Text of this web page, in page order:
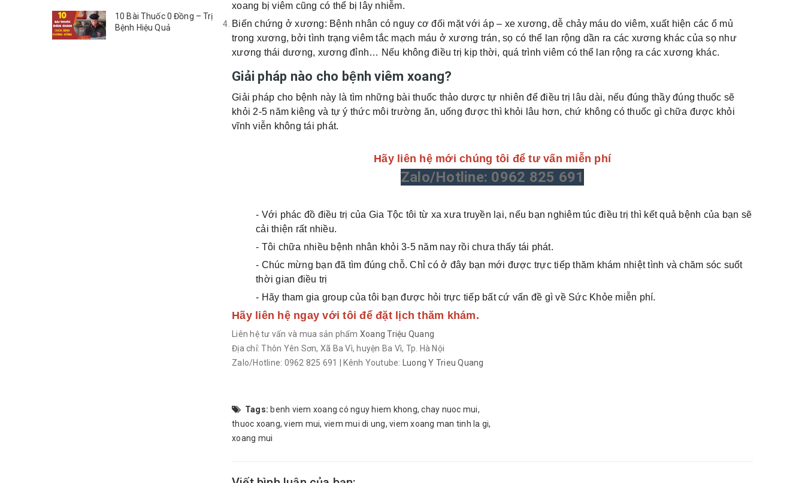
xoang bị viêm cũng có thể bị lây nhiễm.
Biến chứng ở xương: Bệnh nhân có nguy cơ đối mặt với áp – xe xương, dễ chảy máu do viêm, xuất hiện các ổ mủ
trong xương, bởi tình trạng viêm tắc mạch máu ở xương trán, sọ có thể lan rộng dần ra các xương khác của sọ như
xương thái dương, xương đỉnh… Nếu không điều trị kịp thời, quá trình viêm có thể lan rộng ra các xương khác.
Giải pháp nào cho bệnh viêm xoang?
Giải pháp cho bệnh này là tìm những bài thuốc thảo dược tự nhiên để điều trị lâu dài, nếu đúng thầy đúng thuốc sẽ
khỏi 2-5 năm kiêng và tự ý thức môi trường ăn, uống được thì khỏi lâu hơn, chứ không có thuốc gì chữa được khỏi
vĩnh viễn không tái phát.
Hãy liên hệ mới chúng tôi để tư vấn miễn phí
Zalo/Hotline: 0962 825 691
- Với phác đồ điều trị của Gia Tộc tôi từ xa xưa truyền lại, nếu bạn nghiêm túc điều trị thì kết quả bệnh của bạn sẽ
cải thiện rất nhiều.
- Tôi chữa nhiều bệnh nhân khỏi 3-5 năm nay rồi chưa thấy tái phát.
- Chúc mừng bạn đã tìm đúng chỗ. Chỉ có ở đây bạn mới được trực tiếp thăm khám nhiệt tình và chăm sóc suốt
thời gian điều trị
- Hãy tham gia group của tôi bạn được hỏi trực tiếp bất cứ vấn đề gì về Sức Khỏe miễn phí.
Hãy liên hệ ngay với tôi để đặt lịch thăm khám.
Liên hệ tư vấn và mua sản phẩm Xoang Triệu Quang
Địa chỉ: Thôn Yên Sơn, Xã Ba Vì, huyện Ba Vì, Tp. Hà Nội
Zalo/Hotline: 0962 825 691 | Kênh Youtube:
Luong Y Trieu Quang
Tags: benh viem xoang có nguy hiem khong,chay nuoc mui,
thuoc xoang,viem mui, viem mui di ung, viem xoang man tinh la gi,
xoang mui
10 Bài Thuốc 0 Đồng – Trị
Bệnh Hiệu Quả